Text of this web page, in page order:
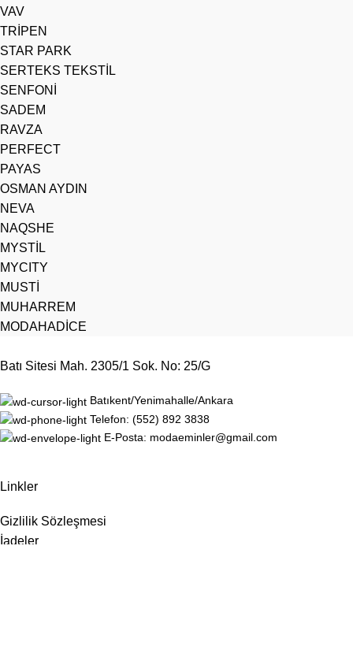
VAV
TRİPEN
STAR PARK
SERTEKS TEKSTİL
SENFONİ
SADEM
RAVZA
PERFECT
PAYAS
OSMAN AYDIN
NEVA
NAQSHE
MYSTİL
MYCITY
MUSTİ
MUHARREM
MODAHADİCE
Batı Sitesi Mah. 2305/1 Sok. No: 25/G
Batıkent/Yenimahalle/Ankara
Telefon: (552) 892 3838
E-Posta: modaeminler@gmail.com
Linkler
Gizlilik Sözleşmesi
İadeler